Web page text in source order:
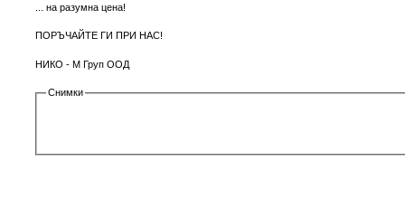
... на разумна цена!
ПОРЪЧАЙТЕ ГИ ПРИ НАС!
НИКО - М Груп ООД
Снимки